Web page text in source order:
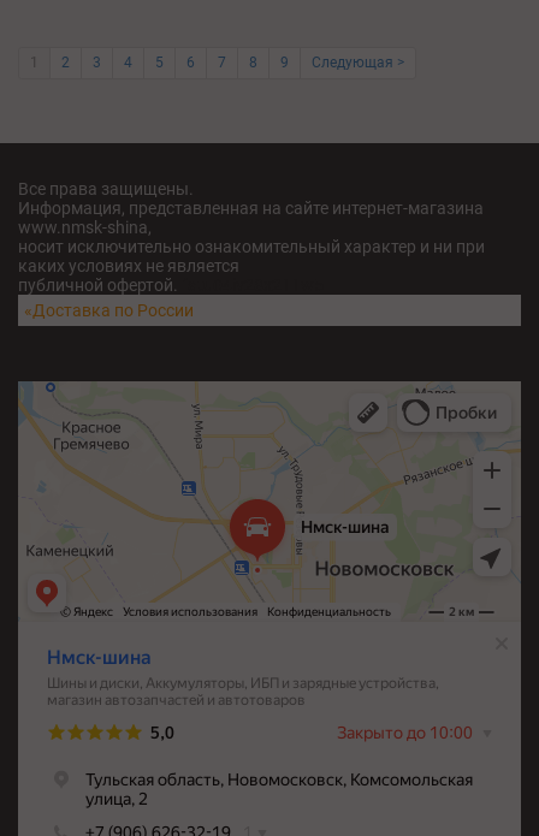
1 2 3 4 5 6 7 8 9 Следующая >
Все права защищены.
Информация, представленная на сайте интернет-магазина
www.nmsk-shina,
носит исключительно ознакомительный характер и ни при
каких условиях не является
публичной офертой.
«Доставка по России